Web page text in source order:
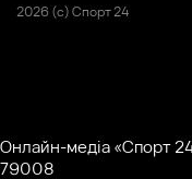
2026 (с) Спорт 24
Онлайн-медіа «Спорт
79008